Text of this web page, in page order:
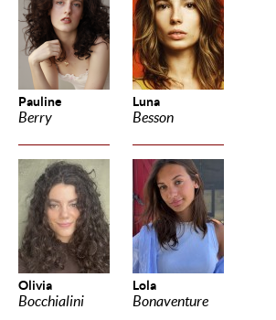
Pauline
Berry
Luna
Besson
Olivia
Bocchialini
Lola
Bonaventure